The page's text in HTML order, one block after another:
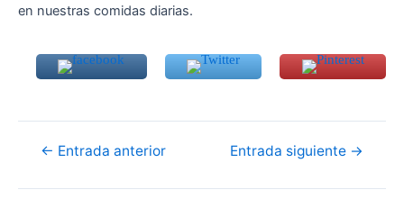
en nuestras comidas diarias.
Navegación
entradas
← Entrada anterior Entrada siguiente →